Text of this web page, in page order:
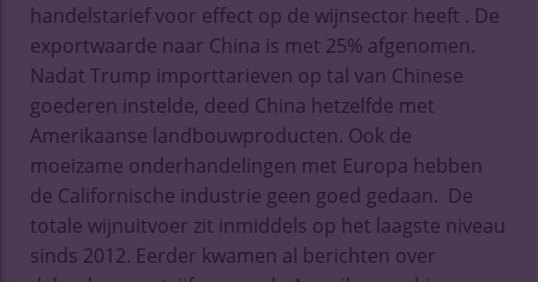
handelstarief voor effect op de wijnsector heeft . De
exportwaarde naar China is met 25% afgenomen.
Nadat Trump importtarieven op tal van Chinese
goederen instelde, deed China hetzelfde met
Amerikaanse landbouwproducten. Ook de
moeizame onderhandelingen met Europa hebben
de Californische industrie geen goed gedaan. De
totale wijnuitvoer zit inmiddels op het laagste niveau
sinds 2012. Eerder kwamen al berichten over